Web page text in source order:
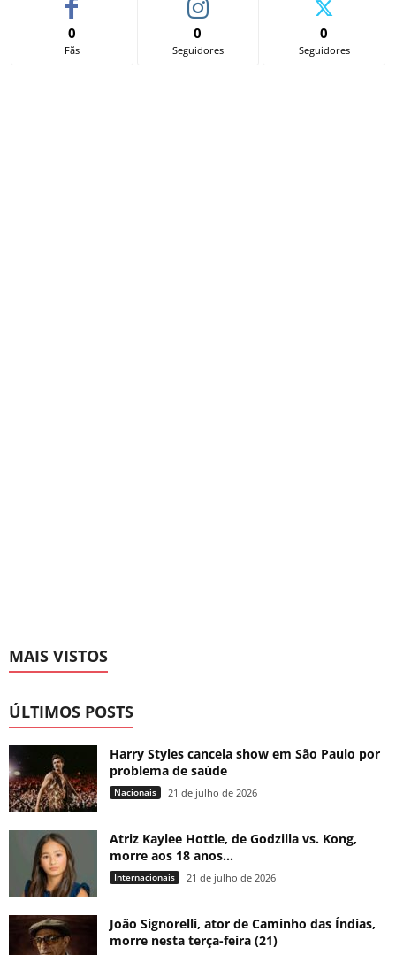
0
Fãs
0
Seguidores
0
Seguidores
MAIS VISTOS
ÚLTIMOS POSTS
Harry Styles cancela show em São Paulo por
problema de saúde
Nacionais 21 de julho de 2026
Atriz Kaylee Hottle, de Godzilla vs. Kong,
morre aos 18 anos...
Internacionais 21 de julho de 2026
João Signorelli, ator de Caminho das Índias,
morre nesta terça-feira (21)